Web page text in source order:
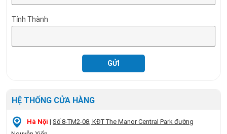
Tỉnh Thành
HỆ THỐNG CỬA HÀNG
Hà Nội | Số 8-TM2-08, KĐT The Manor Central Park đường